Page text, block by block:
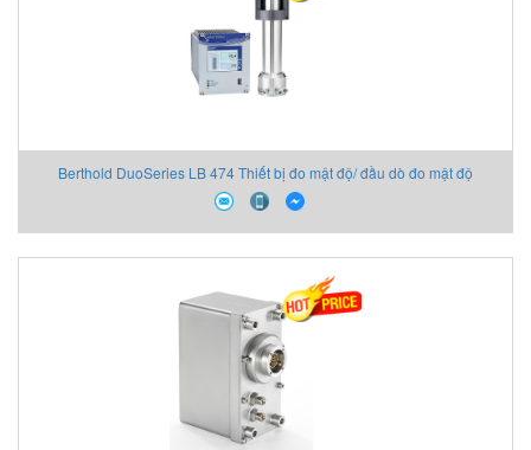
Berthold DuoSeries LB 474 Thiết bị đo mật độ/ đầu dò đo mật độ